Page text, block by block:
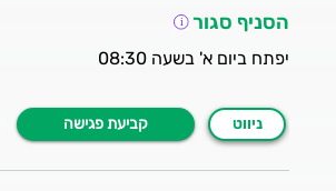
הסניף סגור
יפתח ביום א' בשעה 08:30
ניווט קביעת פגישה